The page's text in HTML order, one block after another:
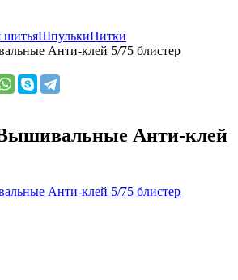
шитьяШпулькиНитки
Анти-клей 5/75 блистер
Анти-клей